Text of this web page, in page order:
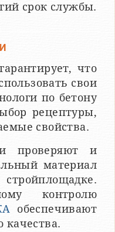
срок службы.
что
свои
по бетону
рецептуры,
свойства.
проверяют и
материал
контролю
обеспечивают
качества.